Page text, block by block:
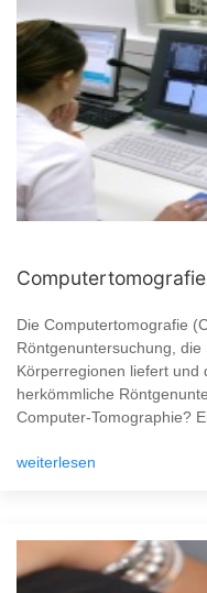
Die Computertomografie
Röntgenuntersuchung,
Körperregionen liefert und
herkömmliche
Computer-Tomographie?
weiterlesen